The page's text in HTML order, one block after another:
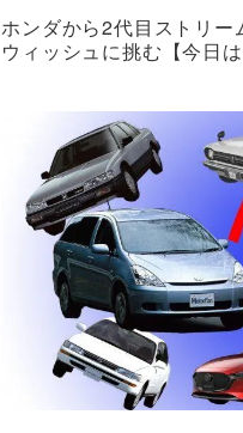
ホンダから2代目ストリ
ウィッシュに挑む【今日